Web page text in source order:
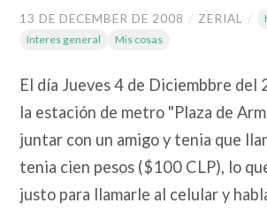
13 DE DECEMBER DE 2008 / ZERIAL /
Interes general
Mis cosas
El día Jueves 4 de Diciembbre del
la estación de metro "Plaza de
juntar con un amigo y tenia que
tenia cien pesos ($100 CLP), lo
justo para llamarle al celular y